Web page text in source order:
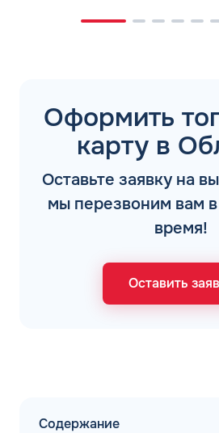
Оформить
карту в
Оставьте заявку на
мы перезвоним вам
время!
Оставить
Содержание